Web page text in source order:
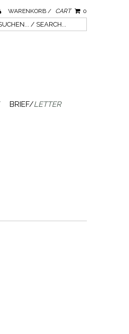
WARENKORB / CART 0
BRIEF/LETTER